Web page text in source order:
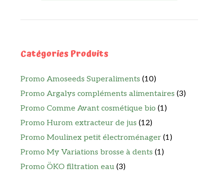
Catégories Produits
Promo Amoseeds Superaliments (10)
Promo Argalys compléments alimentaires (3)
Promo Comme Avant cosmétique bio (1)
Promo Hurom extracteur de jus (12)
Promo Moulinex petit électroménager (1)
Promo My Variations brosse à dents (1)
Promo ÖKO filtration eau (3)